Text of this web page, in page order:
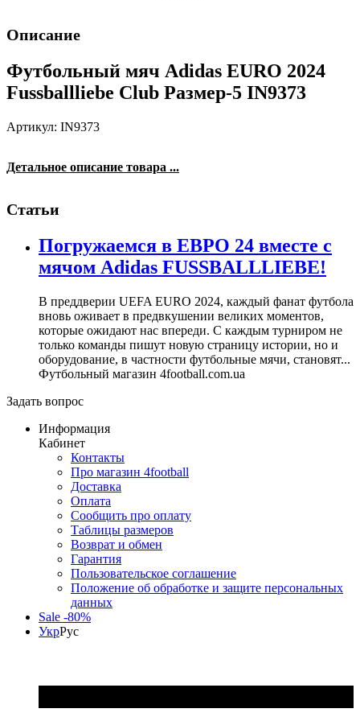
Описание
Футбольный мяч Adidas EURO 2024
Fussballliebe Club Размер-5 IN9373
Артикул: IN9373
Детальное описание товара ...
Статьи
Погружаемся в ЕВРО 24 вместе с
мячом Adidas FUSSBALLLIEBE!
В преддверии UEFA EURO 2024, каждый фанат футбола
вновь оживает в предвкушении великих моментов,
которые ожидают нас впереди. С каждым турниром не
только команды пишут новую страницу истории, но и
оборудование, в частности футбольные мячи, становят...
Футбольный магазин 4football.com.ua
Задать вопрос
Информация
Кабинет
Контакты
Про магазин 4football
Доставка
Оплата
Сообщить про оплату
Таблицы размеров
Возврат и обмен
Гарантия
Пользовательское соглашение
Положение об обработке и защите персональных
данных
Sale -80%
УкрРус